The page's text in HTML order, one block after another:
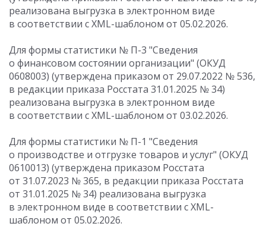
реализована выгрузка в электронном виде
в соответствии с XML-шаблоном от 05.02.2026.
Для формы статистики № П-3 "Сведения
о финансовом состоянии организации" (ОКУД
0608003) (утверждена приказом от 29.07.2022 № 536,
в редакции приказа Росстата 31.01.2025 № 34)
реализована выгрузка в электронном виде
в соответствии с XML-шаблоном от 03.02.2026.
Для формы статистики № П-1 "Сведения
о производстве и отгрузке товаров и услуг" (ОКУД
0610013) (утверждена приказом Росстата
от 31.07.2023 № 365, в редакции приказа Росстата
от 31.01.2025 № 34) реализована выгрузка
в электронном виде в соответствии с XML-
шаблоном от 05.02.2026.